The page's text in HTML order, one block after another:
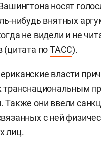
носят
нибудь внятных
не видели и не
(цитата поТАСС).
власти
транснациональным
Также они ввели
с ней
лиц.